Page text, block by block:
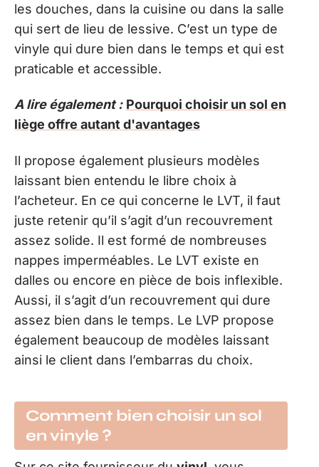
les douches, dans la cuisine ou dans la salle
qui sert de lieu de lessive. C’est un type de
vinyle qui dure bien dans le temps et qui est
praticable et accessible.
A lire également : Pourquoi choisir un sol en
liège offre autant d'avantages
Il propose également plusieurs modèles
laissant bien entendu le libre choix à
l’acheteur. En ce qui concerne le LVT, il faut
juste retenir qu’il s’agit d’un recouvrement
assez solide. Il est formé de nombreuses
nappes imperméables. Le LVT existe en
dalles ou encore en pièce de bois inflexible.
Aussi, il s’agit d’un recouvrement qui dure
assez bien dans le temps. Le LVP propose
également beaucoup de modèles laissant
ainsi le client dans l’embarras du choix.
Comment bien choisir un sol
en vinyle ?